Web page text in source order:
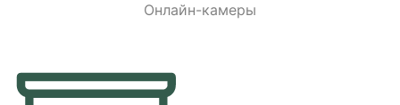
Онлайн-камеры